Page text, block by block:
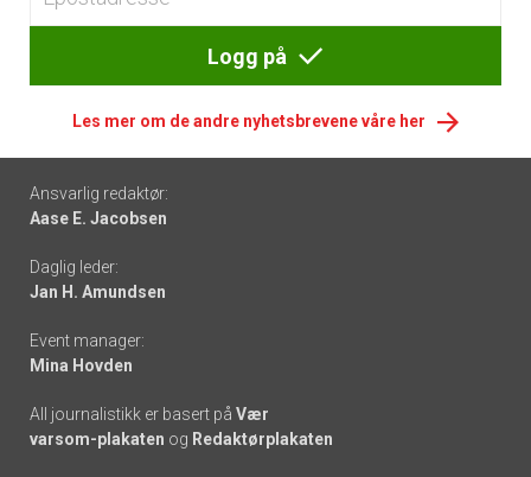
Logg på
Les mer om de andre nyhetsbrevene våre her
Footer
-
links
Ansvarlig redaktør:
Aase E. Jacobsen
Daglig leder:
Jan H. Amundsen
Event manager:
Mina Hovden
All journalistikk er basert på Vær
varsom-plakaten og Redaktørplakaten